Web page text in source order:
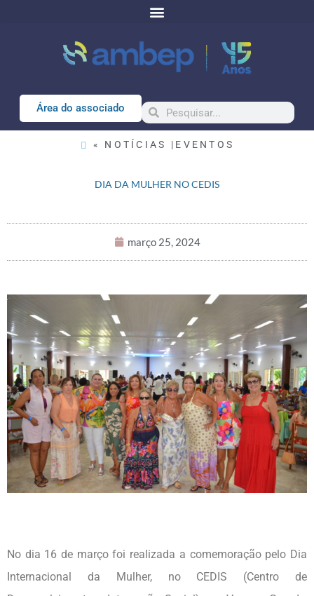
Área do associado
« NOTÍCIAS | EVENTOS
DIA DA MULHER NO CEDIS
março 25, 2024
No dia 16 de março foi realizada a comemoração pelo Dia
Internacional da Mulher, no CEDIS (Centro de